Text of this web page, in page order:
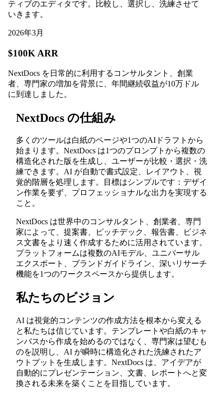
ティブのエディタです。比較し、選択し、洗練させて
いきます。
2026年3月
$100K ARR
NextDocs を日常的に利用するコンサルタント、創業
者、専門家の増加を背景に、年間継続収益が10万ドル
に到達しました。
NextDocs の仕組み
多くのツールは白紙のページや1つのAIドラフトから
始まります。NextDocs は1つのプロンプトから複数の
構造化された版を生成し、ユーザーが比較・選択・洗
練できます。AI が自動で書式設定、レイアウト、視
覚的階層を処理します。目標はシンプルです：デザイ
ン作業を要ず、プロフェッショナルな出力を実現する
こと。
NextDocs は世界中のコンサルタント、創業者、専門
家によって、提案書、ピッチデック、報告書、ビジネ
ス文書をより速く作成するために活用されています。
プラットフォームは複数のAIモデル、ユニバーサル
エクスポート、ブランドガイドライン、深いリサーチ
機能を1つのワークスペースから提供します。
私たちのビジョン
AI は視覚的コンテンツの作成方法を根本から変える
と私たちは信じています。テンプレートや白紙のキャ
ンバスから作成を始めるのではなく、専門家は望むも
のを説明し、AI が瞬時に構造化された洗練されたア
ウトプットを生成します。NextDocs は、アイデアが
自動的にプレゼンテーション、文書、レポートへと変
換される未来を築くことを目指しています。